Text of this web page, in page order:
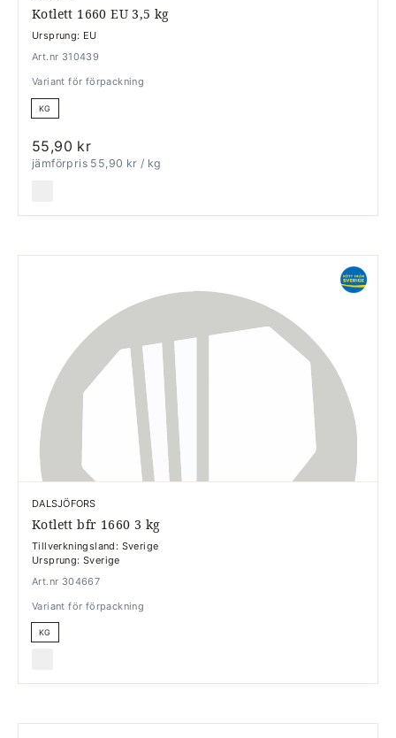
Kotlett 1660 EU 3,5 kg
Ursprung: EU
Art.nr 310439
Variant för förpackning
KG
55,90 kr
jämförpris 55,90 kr / kg
DALSJÖFORS
Kotlett bfr 1660 3 kg
Tillverkningsland: Sverige
Ursprung: Sverige
Art.nr 304667
Variant för förpackning
KG